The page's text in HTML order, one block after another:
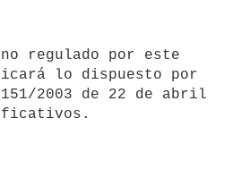
lo dispuesto por
2003 de 22 de abril